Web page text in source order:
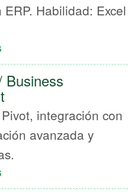
Habilidad: Excel
Business
integración con
avanzada y